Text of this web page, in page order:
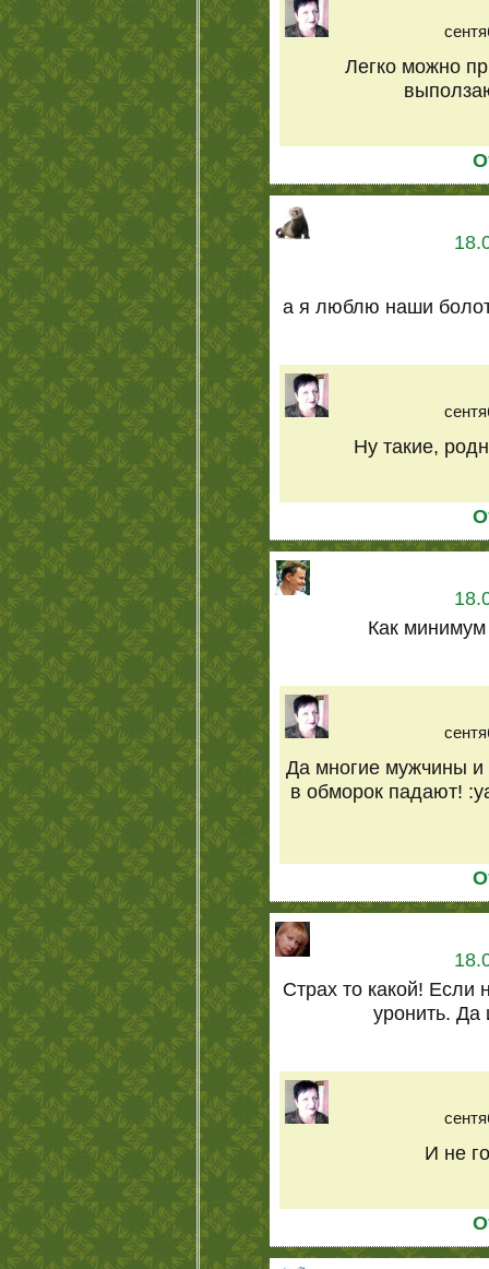
Легко можно
а я люблю наши
Ну такие,
Как
Да многие мужчины
в обморок падают!
Страх то какой! Если
уронить. Да
И не